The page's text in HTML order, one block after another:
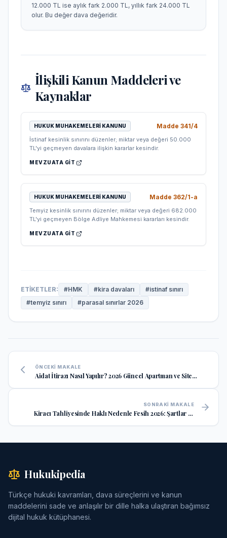
12.000 TL ise aylık fark 2.000 TL, yıllık fark 24.000 TL
olur. Bu değer dava değeridir.
İlişkili Kanun Maddeleri ve
Kaynaklar
HUKUK MUHAKEMELERI KANUNU Madde 341/4
İstinaf kesinlik sınırını düzenler; miktar veya değeri 50.000
TL'yi geçmeyen davalara ilişkin kararlar kesindir.
MEVZUATA GIT
HUKUK MUHAKEMELERI KANUNU Madde 362/1-a
Temyiz kesinlik sınırını düzenler; miktar veya değeri 682.000
TL'yi geçmeyen Bölge Adliye Mahkemesi kararları kesindir.
MEVZUATA GIT
ETIKETLER: #HMK #kira davaları #istinaf sınırı
#temyiz sınırı #parasal sınırlar 2026
ÖNCEKI MAKALE
Aidat İtirazı Nasıl Yapılır? 2026 Güncel Apartman ve Site
SONRAKI MAKALE
Kiracı Tahliyesinde Haklı Nedenle Fesih 2026: Şartlar ve
Hukukipedia
Türkçe hukuki kavramları, dava süreçlerini ve kanun
maddelerini sade ve anlaşılır bir dille halka ulaştıran bağımsız
dijital hukuk kütüphanesi.